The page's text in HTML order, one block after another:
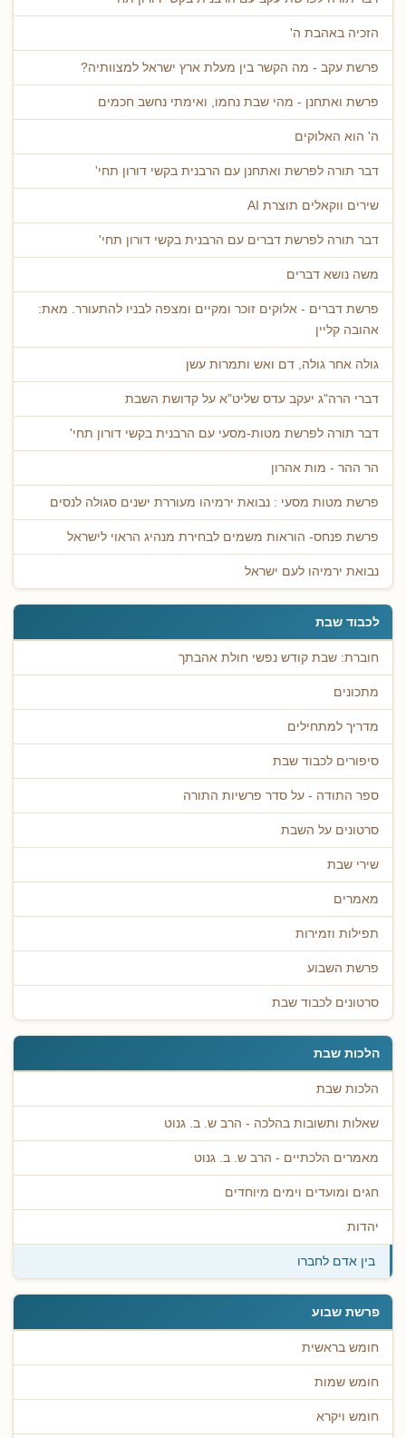
הזכיה באהבת ה'
פרשת עקב - מה הקשר בין מעלת ארץ ישראל למצוותיה?
פרשת ואתחנן - מהי שבת נחמו, ואימתי נחשב חכמים
ה' הוא האלוקים
דבר תורה לפרשת ואתחנן עם הרבנית בקשי דורון תחי'
שירים ווקאלים תוצרת AI
דבר תורה לפרשת דברים עם הרבנית בקשי דורון תחי'
משה נושא דברים
פרשת דברים - אלוקים זוכר ומקיים ומצפה לבניו להתעורר. מאת:
אהובה קליין
גולה אחר גולה, דם ואש ותמרות עשן
דברי הרה"ג יעקב עדס שליט"א על קדושת השבת
דבר תורה לפרשת מטות-מסעי עם הרבנית בקשי דורון תחי'
הר ההר - מות אהרון
פרשת מטות מסעי : נבואת ירמיהו מעוררת ישנים סגולה לנסים
פרשת פנחס- הוראות משמים לבחירת מנהיג הראוי לישראל
נבואת ירמיהו לעם ישראל
לכבוד שבת
חוברת: שבת קודש נפשי חולת אהבתך
מתכונים
מדריך למתחילים
סיפורים לכבוד שבת
ספר התודה - על סדר פרשיות התורה
סרטונים על השבת
שירי שבת
מאמרים
תפילות וזמירות
פרשת השבוע
סרטונים לכבוד שבת
הלכות שבת
הלכות שבת
שאלות ותשובות בהלכה - הרב ש. ב. גנוט
מאמרים הלכתיים - הרב ש. ב. גנוט
חגים ומועדים וימים מיוחדים
יהדות
בין אדם לחברו
פרשת שבוע
חומש בראשית
חומש שמות
חומש ויקרא